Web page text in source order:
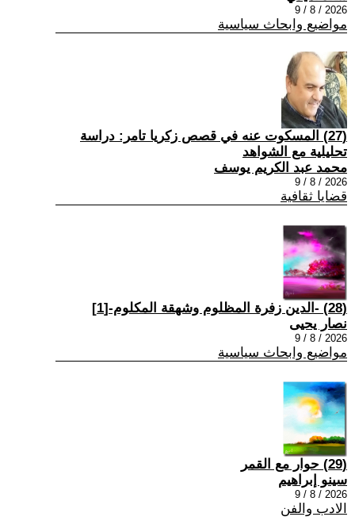
2026 / 8 / 9
مواضيع وابحاث سياسية
(27) المسكوت عنه في قصص زكريا تامر: دراسة
تحليلية مع الشواهد
محمد عبد الكريم يوسف
2026 / 8 / 9
قضايا ثقافية
(28) -الدين زفرة المظلوم وشهقة المكلوم-[1]
نصار يحيى
2026 / 8 / 9
مواضيع وابحاث سياسية
(29) حوار مع القمر
سينو إبراهيم
2026 / 8 / 9
الادب والفن